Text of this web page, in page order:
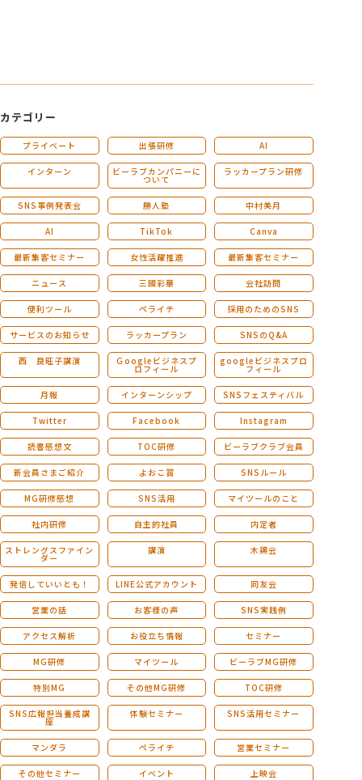
カテゴリー
プライベート 出張研修 AI
インターン ビーラブカンパニーに
ついて
ラッカープラン研修
SNS事例発表会 勝人塾 中村美月
AI TikTok Canva
最新集客セミナー 女性活躍推進 最新集客セミナー
ニュース 三國彩華 会社訪問
便利ツール ペライチ 採用のためのSNS
サービスのお知らせ ラッカープラン SNSのQ&A
西 良旺子講演 Ｇoogleビジネスプ
ロフィール
googleビジネスプロ
フィール
月報 インターンシップ SNSフェスティバル
Twitter Facebook Instagram
読書感想文 TOC研修 ビーラブクラブ会員
新会員さまご紹介 よおこ賞 SNSルール
MG研修感想 SNS活用 マイツールのこと
社内研修 自主的社員 内定者
ストレングスファイン
ダー
講演 木鶏会
発信していいとも！ LINE公式アカウント 同友会
営業の話 お客様の声 SNS実践例
アクセス解析 お役立ち情報 セミナー
MG研修 マイツール ビーラブMG研修
特別MG その他MG研修 TOC研修
SNS広報担当養成講
座
体験セミナー SNS活用セミナー
マンダラ ペライチ 営業セミナー
その他セミナー イベント 上映会